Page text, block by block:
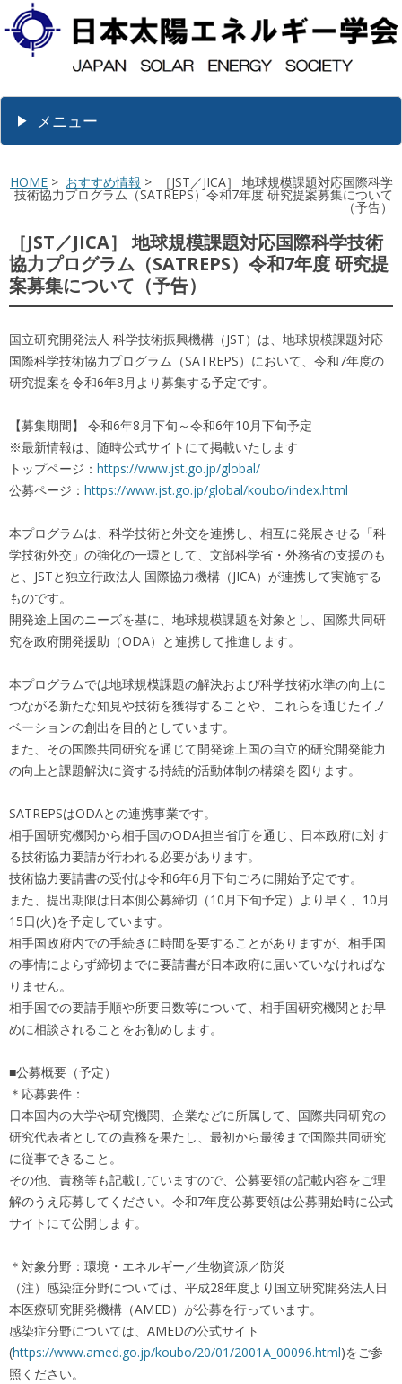
メニュー
HOME > おすすめ情報 > ［JST／JICA］ 地球規模課題対応国際科学
技術協力プログラム（SATREPS）令和7年度 研究提案募集について
（予告）
［JST／JICA］ 地球規模課題対応国際科学技術
協力プログラム（SATREPS）令和7年度 研究提
案募集について（予告）
国立研究開発法人 科学技術振興機構（JST）は、地球規模課題対応
国際科学技術協力プログラム（SATREPS）において、令和7年度の
研究提案を令和6年8月より募集する予定です。
【募集期間】 令和6年8月下旬～令和6年10月下旬予定
※最新情報は、随時公式サイトにて掲載いたします
トップページ： https://www.jst.go.jp/global/
公募ページ： https://www.jst.go.jp/global/koubo/index.html
本プログラムは、科学技術と外交を連携し、相互に発展させる「科
学技術外交」の強化の一環として、文部科学省・外務省の支援のも
と、JSTと独立行政法人 国際協力機構（JICA）が連携して実施する
ものです。
開発途上国のニーズを基に、地球規模課題を対象とし、国際共同研
究を政府開発援助（ODA）と連携して推進します。
本プログラムでは地球規模課題の解決および科学技術水準の向上に
つながる新たな知見や技術を獲得することや、これらを通じたイノ
ベーションの創出を目的としています。
また、その国際共同研究を通じて開発途上国の自立的研究開発能力
の向上と課題解決に資する持続的活動体制の構築を図ります。
SATREPSはODAとの連携事業です。
相手国研究機関から相手国のODA担当省庁を通じ、日本政府に対す
る技術協力要請が行われる必要があります。
技術協力要請書の受付は令和6年6月下旬ごろに開始予定です。
また、提出期限は日本側公募締切（10月下旬予定）より早く、10月
15日(火)を予定しています。
相手国政府内での手続きに時間を要することがありますが、相手国
の事情によらず締切までに要請書が日本政府に届いていなければな
りません。
相手国での要請手順や所要日数等について、相手国研究機関とお早
めに相談されることをお勧めします。
■公募概要（予定）
＊応募要件：
日本国内の大学や研究機関、企業などに所属して、国際共同研究の
研究代表者としての責務を果たし、最初から最後まで国際共同研究
に従事できること。
その他、責務等も記載していますので、公募要領の記載内容をご理
解のうえ応募してください。令和7年度公募要領は公募開始時に公式
サイトにて公開します。
＊対象分野：環境・エネルギー／生物資源／防災
（注）感染症分野については、平成28年度より国立研究開発法人日
本医療研究開発機構（AMED）が公募を行っています。
感染症分野については、AMEDの公式サイト
(https://www.amed.go.jp/koubo/20/01/2001A_00096.html)をご参
照ください。